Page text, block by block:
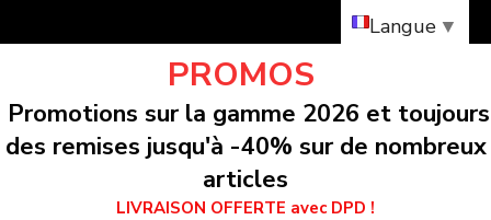
PROMOS
Promotions sur la gamme 2026 et toujours
des remises jusqu'à -40% sur de nombreux
articles
LIVRAISON OFFERTE avec DPD !
Langue ▼